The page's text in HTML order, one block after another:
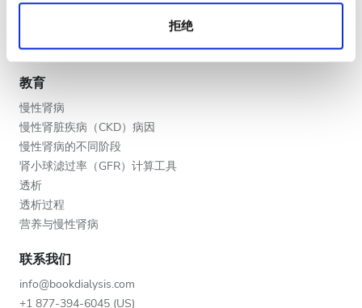
拒绝
评分
非常好
优秀
将您的诊所列入名单
合作伙伴
教育
慢性肾病
慢性肾脏疾病（CKD）病因
慢性肾病的不同阶段
肾小球滤过率（GFR）计算工具
透析
透析过程
营养与慢性肾病
联系我们
info@bookdialysis.com
+1 877-394-6045 (US)